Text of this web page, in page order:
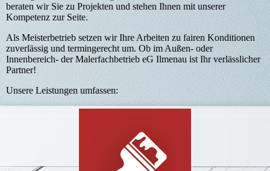
beraten wir Sie zu Projekten und stehen Ihnen mit unserer
Kompetenz zur Seite.
Als Meisterbetrieb setzen wir Ihre Arbeiten zu fairen Konditionen
zuverlässig und termingerecht um. Ob im Außen- oder
Innenbereich- der Malerfachbetrieb eG Ilmenau ist Ihr verlässlicher
Partner!
Unsere Leistungen umfassen: